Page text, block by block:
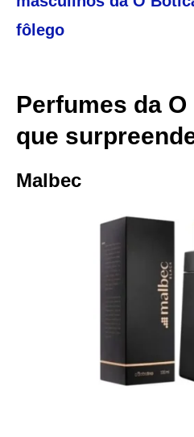
fôlego
Perfumes da
que
Malbec